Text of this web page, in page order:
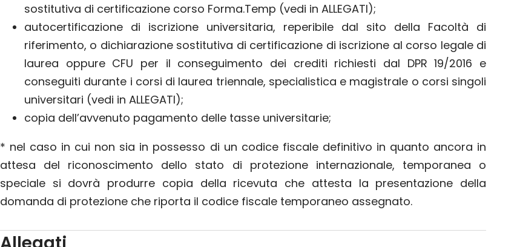
sostitutiva di certificazione corso Forma.Temp (vedi in ALLEGATI);
autocertificazione di iscrizione universitaria, reperibile dal sito della Facoltà di
riferimento, o dichiarazione sostitutiva di certificazione di iscrizione al corso legale di
laurea oppure CFU per il conseguimento dei crediti richiesti dal DPR 19/2016 e
conseguiti durante i corsi di laurea triennale, specialistica e magistrale o corsi singoli
universitari (vedi in ALLEGATI);
copia dell’avvenuto pagamento delle tasse universitarie;
* nel caso in cui non sia in possesso di un codice fiscale definitivo in quanto ancora in
attesa del riconoscimento dello stato di protezione internazionale, temporanea o
speciale si dovrà produrre copia della ricevuta che attesta la presentazione della
domanda di protezione che riporta il codice fiscale temporaneo assegnato.